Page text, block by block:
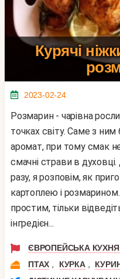
Курячі
2023-02-24
Розмарин - чарівна рослина для кулінарів в різних
точках світу. Саме з
аромат, при тому смак
смачні страви в
разу, я розповім, як
картоплею і
простим, тільки
інгредієн...
ЄВРОПЕЙСЬКА КУХНЯ
ПТАХ , КУРКА ,